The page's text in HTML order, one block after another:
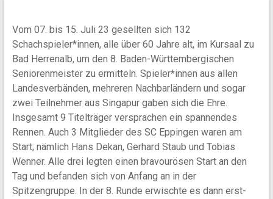
Vom 07. bis 15. Juli 23 gesellten sich 132
Schachspieler*innen, alle über 60 Jahre alt, im Kursaal zu
Bad Herrenalb, um den 8. Baden-Württembergischen
Seniorenmeister zu ermitteln. Spieler*innen aus allen
Landesverbänden, mehreren Nachbarländern und sogar
zwei Teilnehmer aus Singapur gaben sich die Ehre.
Insgesamt 9 Titelträger versprachen ein spannendes
Rennen. Auch 3 Mitglieder des SC Eppingen waren am
Start; nämlich Hans Dekan, Gerhard Staub und Tobias
Wenner. Alle drei legten einen bravourösen Start an den
Tag und befanden sich von Anfang an in der
Spitzengruppe. In der 8. Runde erwischte es dann erst-